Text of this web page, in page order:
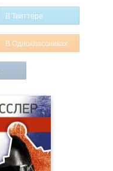
В Твиттере
В Одноклассниках